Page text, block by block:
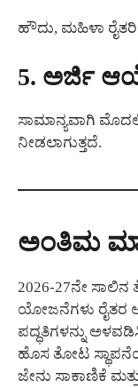
ಹೌದು, ಮಹಿಳಾ
5. ಅರ್ಜಿ
ಸಾಮಾನ್ಯವಾಗಿ
ನೀಡಲಾಗುತ್ತದೆ.
ಅಂತಿಮ
2026-27ನೇ
ಯೋಜನೆಗಳು ರೈತರ
ಪದ್ಧತಿಗಳನ್ನು
ಹೊಸ ತೋಟ
ಜೇನು ಸಾಕಾಣಿಕೆ